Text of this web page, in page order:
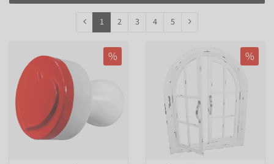
1 2 3 4 5
% %